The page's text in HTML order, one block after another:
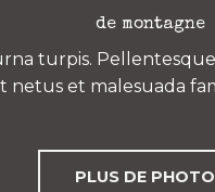
de montagne
turpis.
netus et malesuada
PLUS DE